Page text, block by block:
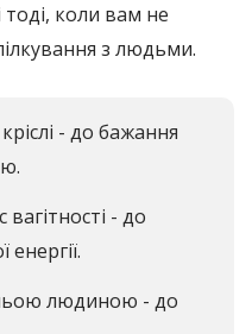
тоді, коли вам не
з людьми.
- до бажання
- до
людиною - до